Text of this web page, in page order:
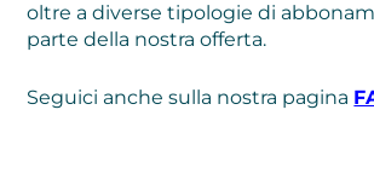
oltre a diverse tipologie di
parte della nostra offerta.
Seguici anche sulla nostra pagina